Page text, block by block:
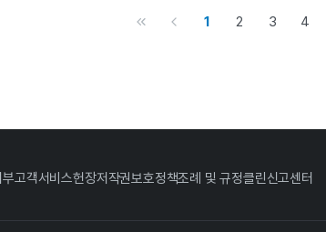
1 2 3 4
부고객서비스헌장저작권보호정책조례 및 규정클린신고센터